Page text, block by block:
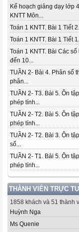
Kế hoạch giảng dạy lớp
KNTT Môn...
Toán 1 KNTT. Bài 1 Tiết
Toán 1 KNTT. Bài 1 Tiết
Toán 1 KNTT. Bài Các số
đến 10...
TUẦN 2- Bài 4. Phân số
phân...
TUẦN 2- T3. Bài 5. Ôn
phép tính...
TUẦN 2- T2. Bài 5. Ôn
phép tính...
TUẦN 2- T2. Bài 3. Ôn
số...
TUẦN 2- T1. Bài 5. Ôn
phép tính...
THÀNH VIÊN TRỰC
1858 khách và 51 thành
Huỳnh Nga
Ms Quenie